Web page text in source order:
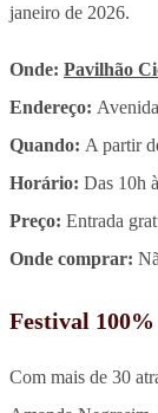
janeiro de 2026.
Onde: Pavilhão
Endereço:
Quando: A partir
Horário: Das 10h
Preço: Entrada
Onde comprar:
Festival
Com mais de 30